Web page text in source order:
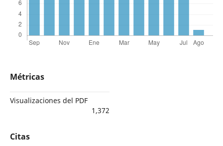
Métricas
Visualizaciones del PDF
1,372
Citas